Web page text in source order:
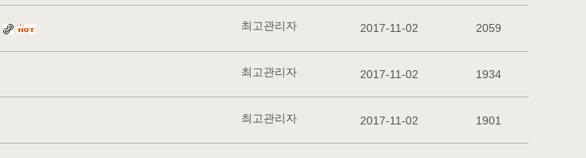
최고관리자 2017-11-02 2059
최고관리자 2017-11-02 1934
최고관리자 2017-11-02 1901